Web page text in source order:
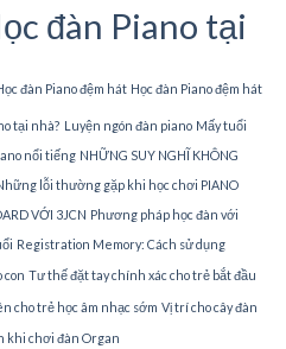
đàn Piano tại
đàn Piano đệm hát Học đàn Piano đệm hát
tại nhà? Luyện ngón đàn piano Mấy tuổi
nổi tiếng NHỮNG SUY NGHĨ KHÔNG
lỗi thường gặp khi học chơi PIANO
VỚI 3JCN Phương pháp học đàn với
Registration Memory: Cách sử dụng
con Tư thế đặt tay chính xác cho trẻ bắt đầu
cho trẻ học âm nhạc sớm Vị trí cho cây đàn
khi chơi đàn Organ